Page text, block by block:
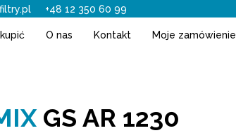
+48 12 350 60 99
O nas Kontakt Moje zamówienie
GS AR 1230